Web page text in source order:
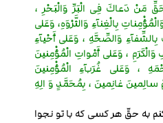
مَنْ دَعاكَ فِی الْبَرِّ وَالْبَحْرِ ،
بِالْغِنآءِ وَالثَّرْوَهِ، وَعَلی
وَالصِّحَّهِ ، وَعَلی أَحْیآءِ
وَالْکَرَمِ ، وَعَلی أَمْواتِ الْمُؤْمِنینَ
، وَعَلی غُرَبآءِ الْمُؤْمِنینَ
سالِمینَ غانِمینَ ، بِمُحَمَّدٍ وَ الِهِ
به حقّ هر کسی که با تو نجوا